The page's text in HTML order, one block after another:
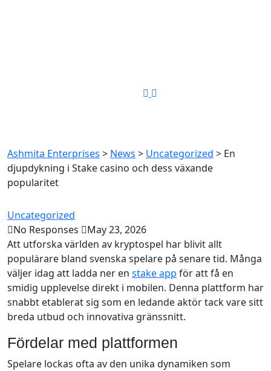
Ashmita Enterprises > News > Uncategorized > En
djupdykning i Stake casino och dess växande
popularitet
Uncategorized
No Responses
May 23, 2026
Att utforska världen av kryptospel har blivit allt
populärare bland svenska spelare på senare tid. Många
väljer idag att ladda ner en stake app för att få en
smidig upplevelse direkt i mobilen. Denna plattform har
snabbt etablerat sig som en ledande aktör tack vare sitt
breda utbud och innovativa gränssnitt.
Fördelar med plattformen
Spelare lockas ofta av den unika dynamiken som